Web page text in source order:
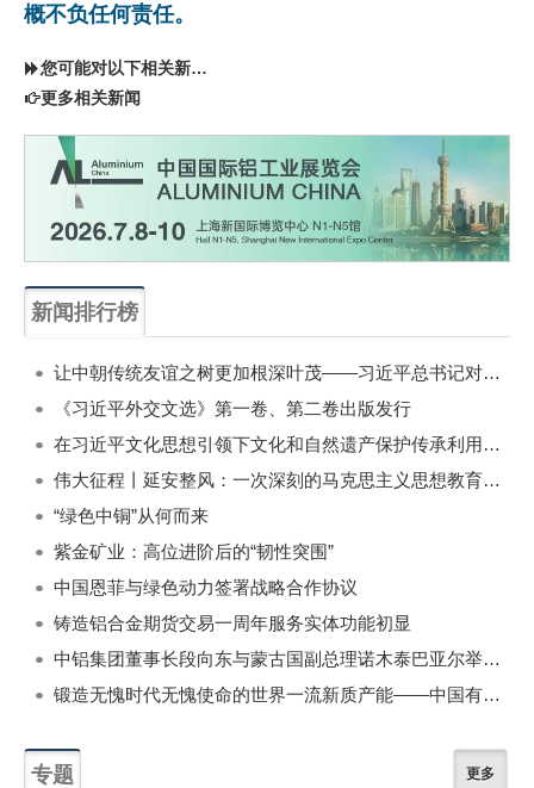
概不负任何责任。
您可能对以下相关新闻同样感兴趣
更多相关新闻
新闻排行榜
让中朝传统友谊之树更加根深叶茂——习近平总书记对朝鲜进行国事访问纪实
《习近平外交文选》第一卷、第二卷出版发行
在习近平文化思想引领下文化和自然遗产保护传承利用工作开创新局面
伟大征程丨延安整风：一次深刻的马克思主义思想教育运动
“绿色中铜”从何而来
紫金矿业：高位进阶后的“韧性突围”
中国恩菲与绿色动力签署战略合作协议
铸造铝合金期货交易一周年服务实体功能初显
中铝集团董事长段向东与蒙古国副总理诺木泰巴亚尔举行会谈
锻造无愧时代无愧使命的世界一流新质产能——中国有色金属工业的战略应对与破局之道（二）
专题 更多